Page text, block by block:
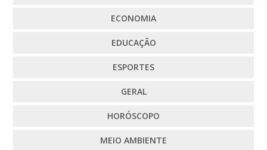
ECONOMIA
EDUCAÇÃO
ESPORTES
GERAL
HORÓSCOPO
MEIO AMBIENTE